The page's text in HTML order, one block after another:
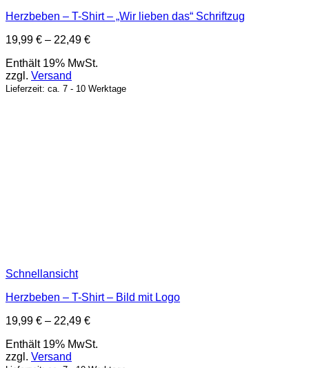
Herzbeben – T-Shirt – „Wir lieben das“ Schriftzug
19,99 € – 22,49 €Preisspanne:
bis
Enthält 19% MwSt.
zzgl. Versand
Lieferzeit: ca. 7 - 10 Werktage
Schnellansicht
Herzbeben – T-Shirt – Bild mit Logo
19,99 € – 22,49 €Preisspanne:
bis
Enthält 19% MwSt.
zzgl. Versand